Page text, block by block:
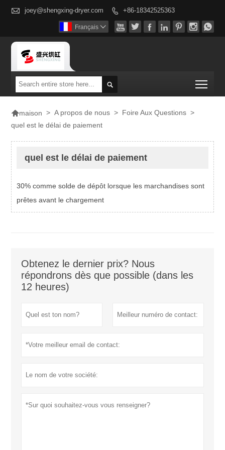
 joey@shengxing-dryer.com  +86-18342525363
      
Français 

maison > A propos de nous > Foire Aux Questions >
quel est le délai de paiement
quel est le délai de paiement
30% comme solde de dépôt lorsque les marchandises sont
prêtes avant le chargement
Obtenez le dernier prix? Nous
répondrons dès que possible (dans les
12 heures)